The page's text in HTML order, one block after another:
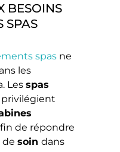
BESOINS
SPAS
spas ne
les
Les spas
privilégient
de répondre
de soin dans